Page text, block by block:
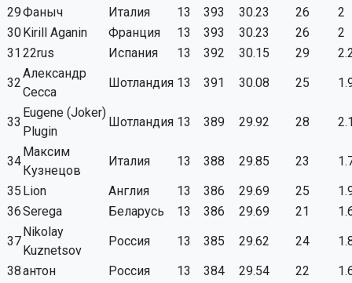
29Фаныч Италия 13 393 30.23 26
2
30Kirill Aganin Франция 13 393 30.23 26
2
31 22rus Испания 13 392 30.15 29
32
Александр
Сесса
Шотландия 13 391 30.08 25
33
Eugene (Joker)
Plugin
Шотландия 13 389 29.92 28
34
Максим
Кузнецов
Италия 13 388 29.85 23
35 Lion Англия 13 386 29.69 25
36Serega Беларусь 13 386 29.69 21
37
Nikolay
Kuznetsov
Россия 13 385 29.62 24
38антон Россия 13 384 29.54 22